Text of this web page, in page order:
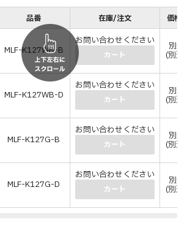
品番 在庫/注文 価格(
MLF-K127WB-B
お問い合わせください
カート
別途
(別途
MLF-K127WB-D
お問い合わせください
カート
別途
(別途
MLF-K127G-B
お問い合わせください
カート
別途
(別途
MLF-K127G-D
お問い合わせください
カート
別途
(別途